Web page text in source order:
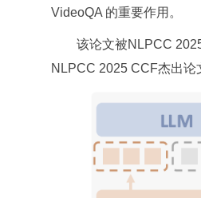
VideoQA 的重要作用。
该论文被NLPCC
NLPCC 2025 CCF杰出论